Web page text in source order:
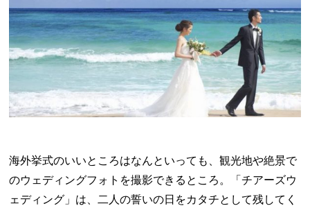
海外挙式のいいところはなんといっても、観光地や絶景で
のウェディングフォトを撮影できるところ。「チアーズウ
ェディング」は、二人の誓いの日をカタチとして残してく